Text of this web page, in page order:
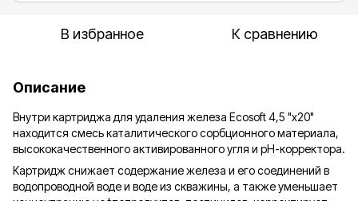
В избранное К сравнению
Описание
Внутри картриджа для удаления железа Ecosoft 4,5 "х20"
находится смесь каталитического сорбционного материала,
высококачественного активированного угля и рН-корректора.
Картридж снижает содержание железа и его соединений в
водопроводной воде и воде из скважины, а также уменьшает